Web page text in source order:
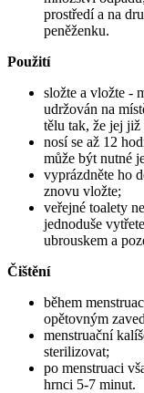
prostředí a na
peněženku.
Použití
složte a vložte -
udržován na
tělu tak, že jej již
nosí se až 12
může být nutné
vyprázdněte ho
znovu vložte;
veřejné toalety
jednoduše
ubrouskem a
Čištění
během
opětovným
menstruační
sterilizovat;
po menstruaci
hrnci 5-7 minut.